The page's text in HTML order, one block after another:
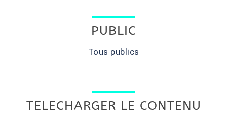
PUBLIC
Tous publics
TELECHARGER LE CONTENU